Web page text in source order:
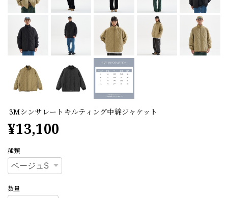
3Mシンサレートキルティング中綿ジャケット
¥13,100
種類
数量